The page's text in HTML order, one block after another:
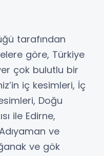
tarafından
göre, Türkiye
çok bulutlu bir
iç kesimleri, İç
Doğu
ile Edirne,
ve
ve gök